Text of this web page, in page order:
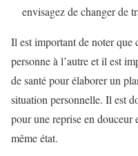
envisagez de changer de
Il est important de noter que
personne à l’autre et il est
de santé pour élaborer un
situation personnelle. Il est
pour une reprise en douceur
même état.